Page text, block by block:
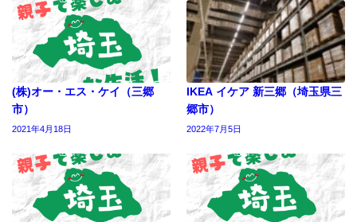
(株)オー・エス・ケイ（三郷
市）
2021年4月18日
IKEA イケア 新三郷（埼玉県三
郷市）
2022年7月5日